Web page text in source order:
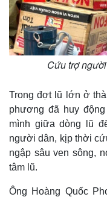
Cứu trợ
Trong đợt lũ lớn ở
phương đã huy
mình giữa dòng lũ
người dân, kịp thời
ngập sâu ven sông,
tâm lũ.
Ông Hoàng Quốc